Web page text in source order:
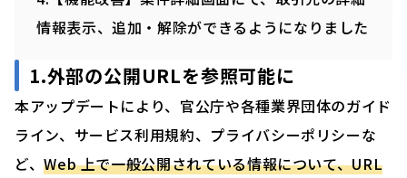
情報表示、追加・解除ができるようになりました
1.外部の公開URLを参照可能に
本アップデートにより、官公庁や各種業界団体のガイド
ライン、サービス利用規約、プライバシーポリシーな
ど、Web 上で一般公開されている情報について、URL